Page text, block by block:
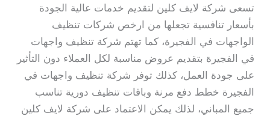
تسعى شركة لايف كلين لتقديم خدمات عالية الجودة
بأسعار تنافسية تجعلها من ارخص شركات تنظيف
الواجهات في الفجيرة، كما تهتم شركة تنظيف واجهات
في الفجيرة بتقديم عروض مناسبة لكل العملاء دون التأثير
على جودة العمل، كذلك توفر شركة تنظيف واجهات في
الفجيرة خطط دفع مرنة وباقات تنظيف دورية تناسب
جميع المباني، لذلك يمكن الاعتماد على شركة لايف كلين